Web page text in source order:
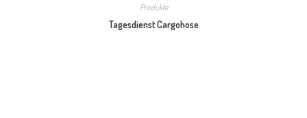
Produkte
Tagesdienst Cargohose